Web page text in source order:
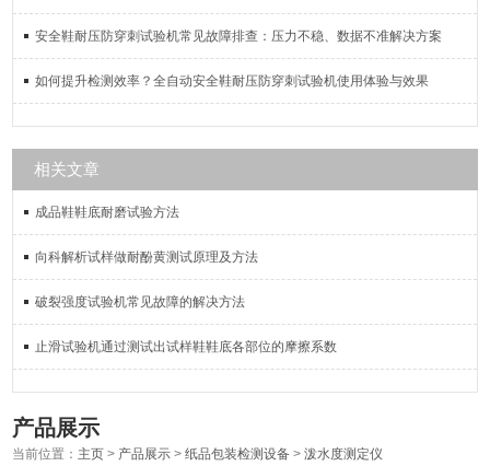
安全鞋耐压防穿刺试验机常见故障排查：压力不稳、数据不准解决方案
如何提升检测效率？全自动安全鞋耐压防穿刺试验机使用体验与效果
相关文章
成品鞋鞋底耐磨试验方法
向科解析试样做耐酚黄测试原理及方法
破裂强度试验机常见故障的解决方法
止滑试验机通过测试出试样鞋鞋底各部位的摩擦系数
产品展示
当前位置： 主页 > 产品展示 >纸品包装检测设备 >泼水度测定仪